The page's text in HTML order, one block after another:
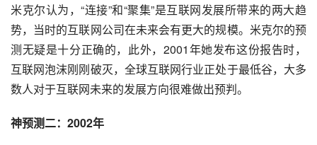
米克尔认为，“连接”和“聚集”是互联网发展所带来的两大趋
势，当时的互联网公司在未来会有更大的规模。米克尔的预
测无疑是十分正确的，此外，2001年她发布这份报告时，
互联网泡沫刚刚破灭，全球互联网行业正处于最低谷，大多
数人对于互联网未来的发展方向很难做出预判。
神预测二：2002年